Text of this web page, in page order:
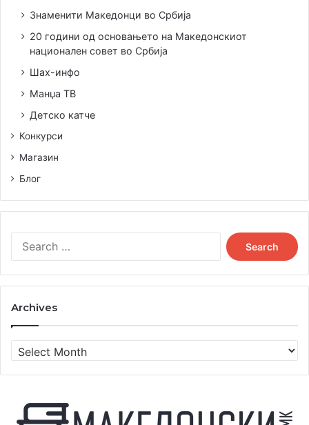
Знаменити Македонци во Србија
20 години од основањето на Македонскиот
национален совет во Србија
Шах-инфо
Манџа ТВ
Детско катче
Конкурси
Магазин
Блог
Search
for:
Archives
Archives